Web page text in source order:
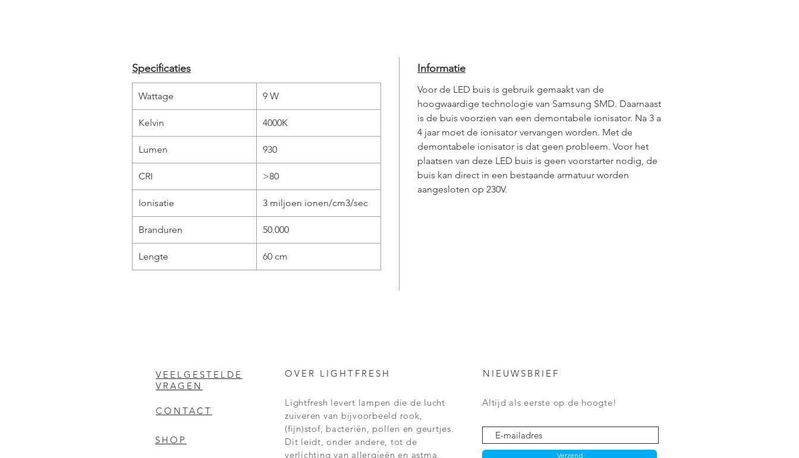
Specificaties
Wattage 9 W
Kelvin 4000K
Lumen 930
CRI >80
Ionisatie 3 miljoen ionen/cm3/sec
Branduren 50.000
Lengte 60 cm
Informatie
Voor de LED buis is gebruik gemaakt van de
hoogwaardige technologie van Samsung SMD. Daarnaast
is de buis voorzien van een demontabele ionisator. Na 3 a
4 jaar moet de ionisator vervangen worden. Met de
demontabele ionisator is dat geen probleem. Voor het
plaatsen van deze LED buis is geen voorstarter nodig, de
buis kan direct in een bestaande armatuur worden
aangesloten op 230V.
VEELGESTELDE
VRAGEN
CONTACT
SHOP
OVER LIGHTFRESH
Lightfresh levert lampen die de lucht
zuiveren van bijvoorbeeld rook,
(fijn)stof, bacteriën, pollen en geurtjes.
Dit leidt, onder andere, tot de
verlichting van allergieën en astma.
NIEUWSBRIEF
Altijd als eerste op de hoogte!
Verzend